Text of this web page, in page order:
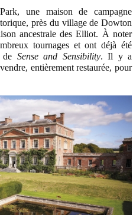
une maison de campagne
près du village de Dowton
ancestrale des Elliot. À noter
tournages et ont déjà été
Sense and Sensibility. Il y a
entièrement restaurée, pour